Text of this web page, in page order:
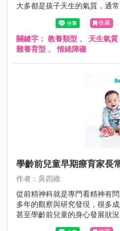
大多都是孩子天生的氣質，通
間的適應與鼓勵，多數孩子都
形下若孩子本身有疾病如過動
庭的教養出了問題，可能導致
靈，而出現所謂的情緒障礙。
收藏
關鍵字： 教養類型 、 天生氣質
難養育型 、情緒障礙
學齡前兒童早期療育家長
作者：吳四維
從前精神科就是專門看精神有
多年的觀察與研究發現，很多
甚至學齡前兒童的身心發展狀
重視學齡前兒童的醫療服務。